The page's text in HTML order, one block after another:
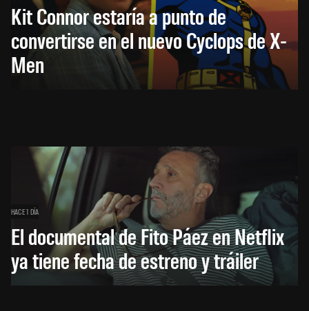
Kit Connor estaría a punto de
convertirse en el nuevo Cyclops de X-
Men
HACE 1 DÍA
El documental de Fito Páez en Netflix
ya tiene fecha de estreno y tráiler